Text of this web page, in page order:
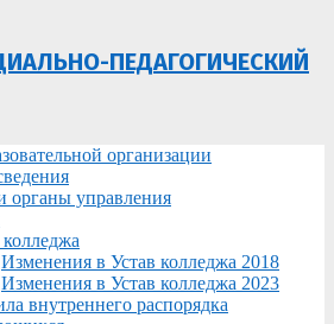
ПЕДАГОГИЧЕСКИЙ
организации
органы управления
колледжа
Изменения в Устав колледжа 2018
Изменения в Устав колледжа 2023
внутреннего распорядка